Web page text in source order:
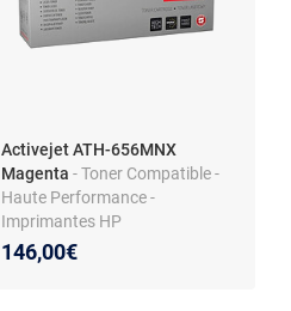
Activejet ATH-656MNX
Magenta - Toner Compatible -
Haute Performance -
Imprimantes HP
146,00€